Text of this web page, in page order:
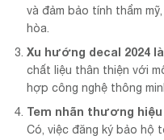
và đảm bảo tính thẩm
hòa.
Xu hướng decal 2024
chất liệu thân thiện với
hợp công nghệ thông
Tem nhãn thương
Có, việc đăng ký bảo hộ